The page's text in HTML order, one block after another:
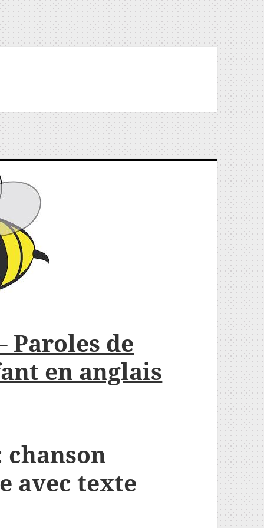
Paroles de
en anglais
chanson
avec texte